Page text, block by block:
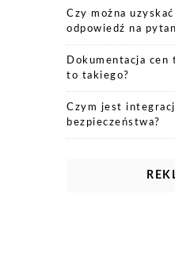
Czy można
odpowiedź na
Dokumentacja
to takiego?
Czym jest
bezpieczeństwa?